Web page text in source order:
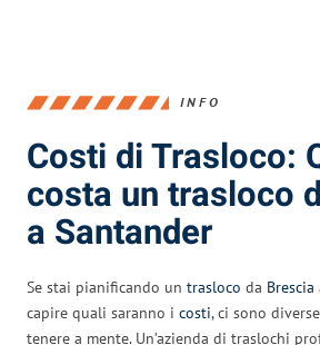
INFO
Costi di Trasloco:
costa un trasloco
a Santander
Se stai pianificando un trasloco da Brescia
capire quali saranno i costi, ci sono
tenere a mente. Un’azienda di traslochi